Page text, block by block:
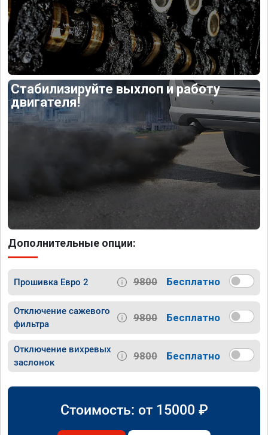
Стабилизируйте выхлоп и работу
двигателя!
Дополнительные опции:
Прошивка Евро 2 9800 Бесплатно
Отключение сажевого
фильтра
9800 Бесплатно
Отключение вихревых
заслонок
9800 Бесплатно
Стоимость: от 15000 ₽